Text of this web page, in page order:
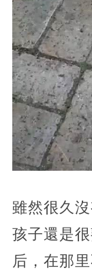
雖然很久
孩子還是
后，在那